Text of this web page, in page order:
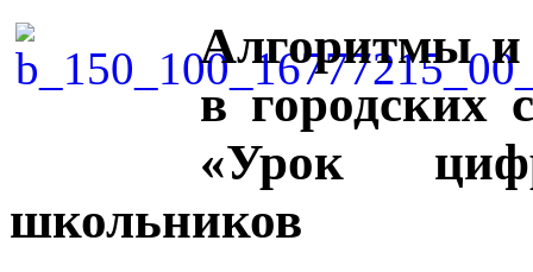
Алгоритмы и
в городских
«Урок
школьников